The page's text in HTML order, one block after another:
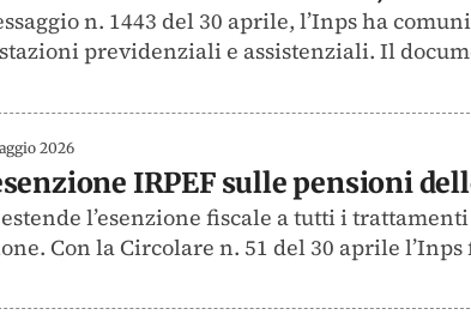
n. 1443 del 30 aprile, l’Inps ha
previdenziali e assistenziali. Il
2026
IRPEF sulle pensioni
l’esenzione fiscale a tutti i
Con la Circolare n. 51 del 30 aprile